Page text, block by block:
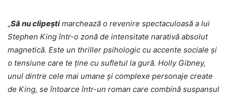
„Să nu clipeștimarchează o revenire spectaculoasă a lui
Stephen King într-o zonă de intensitate narativă absolut
magnetică. Este un thriller psihologic cu accente sociale și
o tensiune care te ține cu sufletul la gură. Holly Gibney,
unul dintre cele mai umane și complexe personaje create
de King, se întoarce într-un roman care combină suspansul